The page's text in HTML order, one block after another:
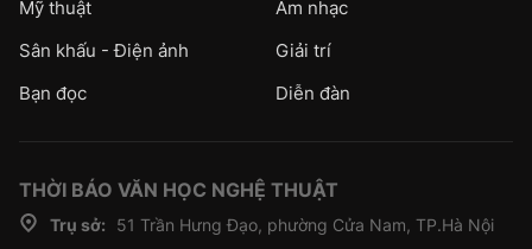
Mỹ thuật
Âm nhạc
Sân khấu - Điện ảnh
Giải trí
Bạn đọc
Diễn đàn
THỜI BÁO VĂN HỌC NGHỆ THUẬT
Trụ sở: 51 Trần Hưng Đạo, phường Cửa Nam, TP.Hà Nội